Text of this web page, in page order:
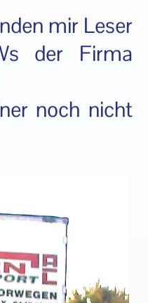
mir Leser
der Firma
noch nicht